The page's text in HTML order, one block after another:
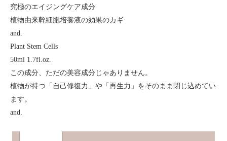
究極のエイジングケア成分
植物由来幹細胞培養液の効果のカギ
and.
Plant Stem Cells
50ml 1.7fl.oz.
この成分、ただの美容成分じゃありません。
植物が持つ「自己修復力」や「再生力」をそのまま閉じ込めてい
ます。
and.